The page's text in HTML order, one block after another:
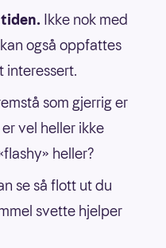
Ikke nok med
også oppfattes
interessert.
som gjerrig er
vel heller ikke
heller?
se så flott ut du
svette hjelper